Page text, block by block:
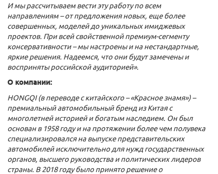
И мы рассчитываем вести эту работу по всем
направлениям – от предложения новых, еще более
совершенных, моделей до уникальных имиджевых
проектов. При всей свойственной премиум-сегменту
консервативности – мы настроены и на нестандартные,
яркие решения. Надеемся, что они будут замечены и
восприняты российской аудиторией».
О компании:
HONGQI (в переводе с китайского – «Красное знамя») –
премиальный автомобильный бренд из Китая с
многолетней историей и богатым наследием. Он был
основан в 1958 году и на протяжении более чем полувека
специализировался на выпуске представительских
автомобилей исключительно для нужд государственных
органов, высшего руководства и политических лидеров
страны. В 2018 году было принято решение о